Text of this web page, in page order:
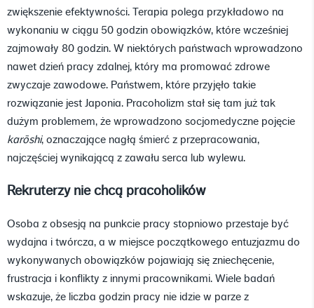
zwiększenie efektywności. Terapia polega przykładowo na
wykonaniu w ciągu 50 godzin obowiązków, które wcześniej
zajmowały 80 godzin. W niektórych państwach wprowadzono
nawet dzień pracy zdalnej, który ma promować zdrowe
zwyczaje zawodowe. Państwem, które przyjęło takie
rozwiązanie jest Japonia. Pracoholizm stał się tam już tak
dużym problemem, że wprowadzono socjomedyczne pojęcie
karōshi, oznaczające nagłą śmierć z przepracowania,
najczęściej wynikającą z zawału serca lub wylewu.
Rekruterzy nie chcą pracoholików
Osoba z obsesją na punkcie pracy stopniowo przestaje być
wydajna i twórcza, a w miejsce początkowego entuzjazmu do
wykonywanych obowiązków pojawiają się zniechęcenie,
frustracja i konflikty z innymi pracownikami. Wiele badań
wskazuje, że liczba godzin pracy nie idzie w parze z